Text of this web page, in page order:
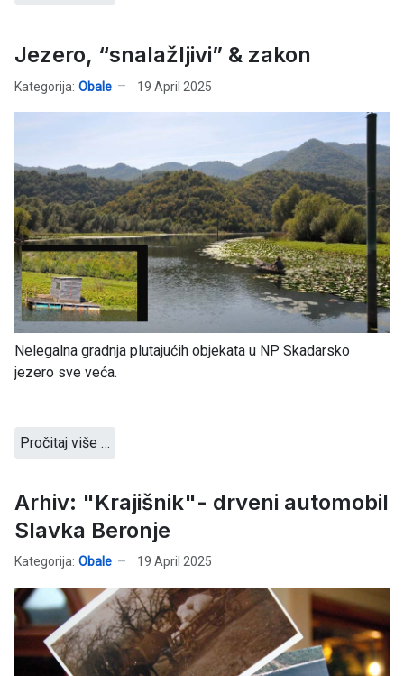
Jezero, “snalažljivi” & zakon
Kategorija: Obale 19 April 2025
Nelegalna gradnja plutajućih objekata u NP Skadarsko
jezero sve veća.
Pročitaj više …
Arhiv: "Krajišnik"- drveni automobil
Slavka Beronje
Kategorija: Obale 19 April 2025